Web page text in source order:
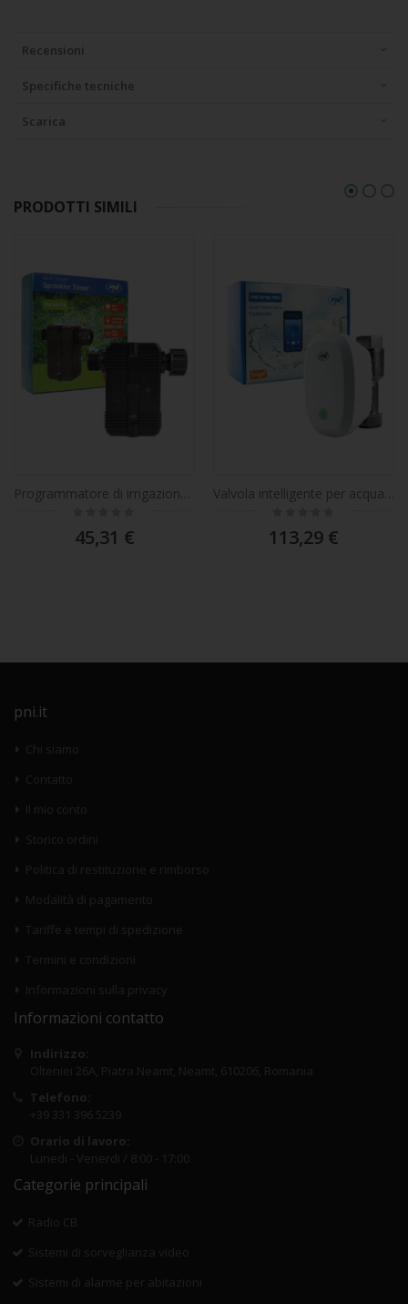
Recensioni
Specifiche tecniche
Scarica
PRODOTTI SIMILI
45,31 € 113,29 €
pni.it
Chi siamo
Contatto
Il mio conto
Storico ordini
Politica di restituzione e rimborso
Modalità di pagamento
Tariffe e tempi di spedizione
Termini e condizioni
Informazioni sulla privacy
Informazioni contatto
Indirizzo:
Olteniei 26A, Piatra Neamt, Neamt, 610206, Romania
Telefono:
+39 331 396 5239
Orario di lavoro:
Lunedi - Venerdi / 8:00 - 17:00
Categorie principali
Radio CB
Sistemi di sorveglianza video
Sistemi di alarme per abitazioni